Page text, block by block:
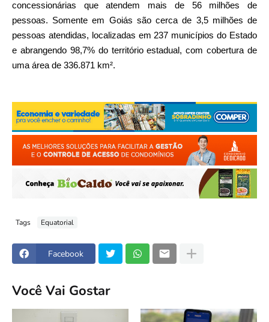
concessionárias que atendem mais de 56 milhões de
pessoas. Somente em Goiás são cerca de 3,5 milhões de
pessoas atendidas, localizadas em 237 municípios do Estado
e abrangendo 98,7% do território estadual, com cobertura de
uma área de 336.871 km².
Tags Equatorial
Facebook
Você Vai Gostar